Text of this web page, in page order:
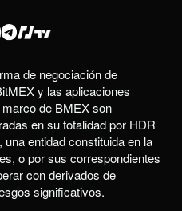
de negociación de
y las aplicaciones
de BMEX son
en su totalidad por HDR
una entidad constituida en la
o por sus correspondientes
con derivados de
significativos.